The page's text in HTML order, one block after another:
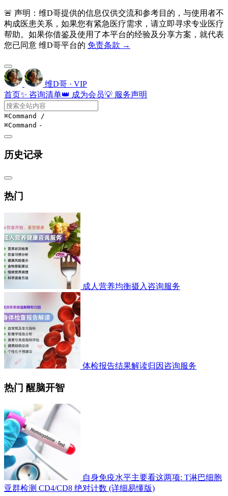
🚨 声明：维D哥提供的信息仅供交流和参考目的，与使用者不
构成医患关系，如果您有紧急医疗需求，请立即寻求专业医疗
帮助。如果你借鉴及使用了本平台的经验及分享方案，就代表
您已同意 维D哥平台的 免责条款 →
维D哥 · VIP
首页✨ 咨询清单👑 成为会员💡 服务声明
⌘Command /
⌘Command -
历史记录
热门
成人营养均衡摄入咨询服务
体检报告结果解读归因咨询服务
热门 醒脑开智
自身免疫水平主要看这两项: T淋巴细胞
亚群检测 CD4/CD8 绝对计数 (详细易懂版)